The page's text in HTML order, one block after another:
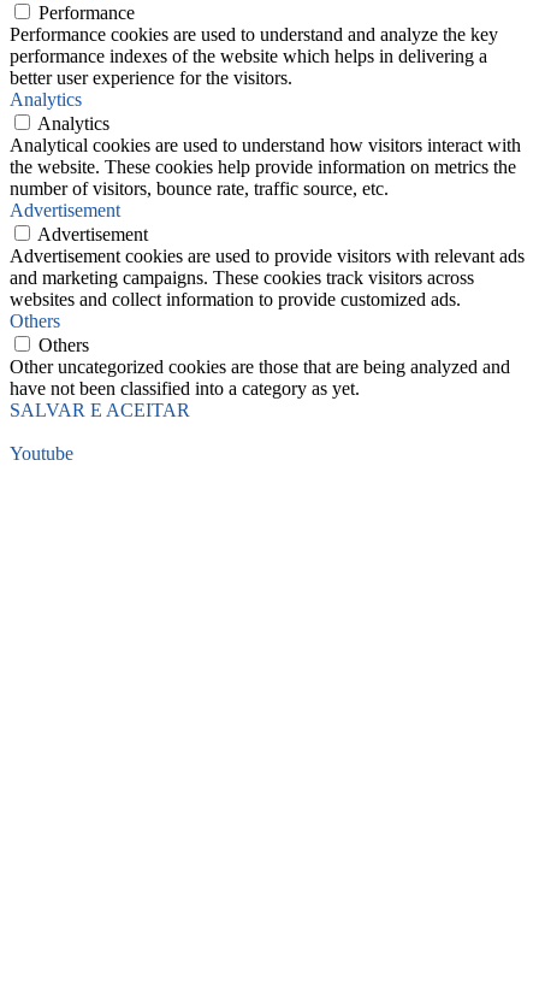
Performance
Performance cookies are used to understand and analyze the key
performance indexes of the website which helps in delivering a
better user experience for the visitors.
Analytics
Analytics
Analytical cookies are used to understand how visitors interact with
the website. These cookies help provide information on metrics the
number of visitors, bounce rate, traffic source, etc.
Advertisement
Advertisement
Advertisement cookies are used to provide visitors with relevant ads
and marketing campaigns. These cookies track visitors across
websites and collect information to provide customized ads.
Others
Others
Other uncategorized cookies are those that are being analyzed and
have not been classified into a category as yet.
SALVAR E ACEITAR
Youtube